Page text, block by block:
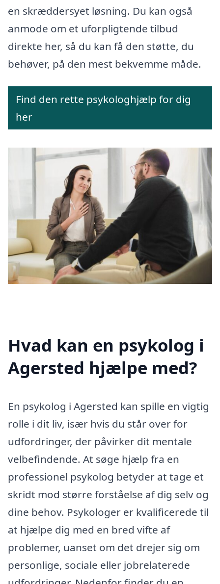
en skræddersyet løsning. Du kan også
anmode om et uforpligtende tilbud
direkte her, så du kan få den støtte, du
behøver, på den mest bekvemme måde.
Find den rette psykologhjælp for dig
her
Hvad kan en psykolog i
Agersted hjælpe med?
En psykolog i Agersted kan spille en vigtig
rolle i dit liv, især hvis du står over for
udfordringer, der påvirker dit mentale
velbefindende. At søge hjælp fra en
professionel psykolog betyder at tage et
skridt mod større forståelse af dig selv og
dine behov. Psykologer er kvalificerede til
at hjælpe dig med en bred vifte af
problemer, uanset om det drejer sig om
personlige, sociale eller jobrelaterede